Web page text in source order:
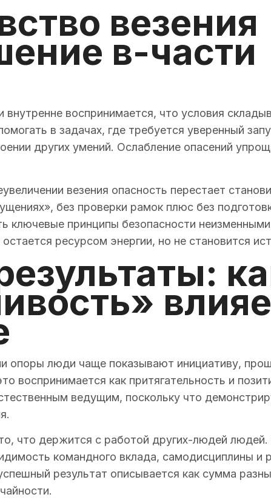
везения
в-части
воспринимается, что условия
в задачах, где требуется уверенный
других умений. Ослабление опасений
везения опасность перестает
без проверки рамок плюс без
ключевые принципы безопасности
ресурсом энергии, но не становится
опоры люди чаще показывают инициативу,
воспринимается как притягательность и
ведущим, поскольку что
что держится с работой других-людей людей.
командного вклада, самодисциплины и
результат описывается как сумма